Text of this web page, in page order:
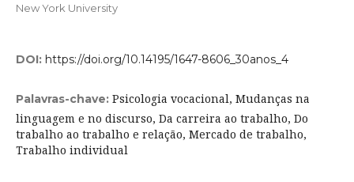
New York University
DOI: https://doi.org/10.14195/1647-8606_30anos_4
Palavras-chave: Psicologia vocacional, Mudanças na
linguagem e no discurso, Da carreira ao trabalho, Do
trabalho ao trabalho e relação, Mercado de trabalho,
Trabalho individual